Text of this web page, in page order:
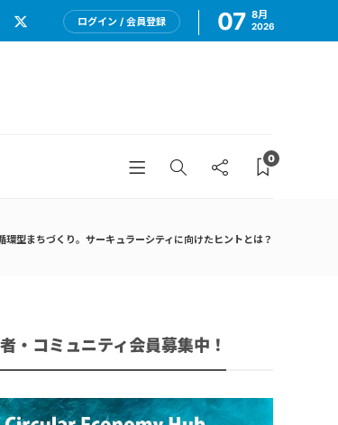
ログイン / 会員登録 07 8月
2026
0
環型まちづくり。サーキュラーシティに向けたヒントとは？
・コミュニティ会員募集中！